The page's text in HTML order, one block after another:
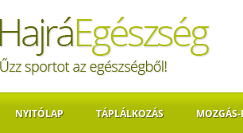
NYITÓLAP TÁPLÁLKOZÁS